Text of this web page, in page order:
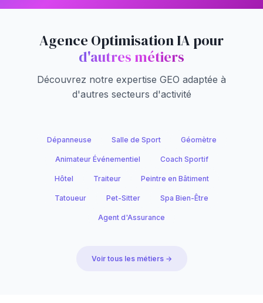
Agence Optimisation IA pour
d'autres métiers
Découvrez notre expertise GEO adaptée à
d'autres secteurs d'activité
Dépanneuse Salle de Sport Géomètre
Animateur Événementiel Coach Sportif
Hôtel Traiteur Peintre en Bâtiment
Tatoueur Pet-Sitter Spa Bien-Être
Agent d'Assurance
Voir tous les métiers →